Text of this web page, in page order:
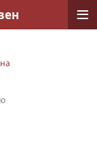
≡